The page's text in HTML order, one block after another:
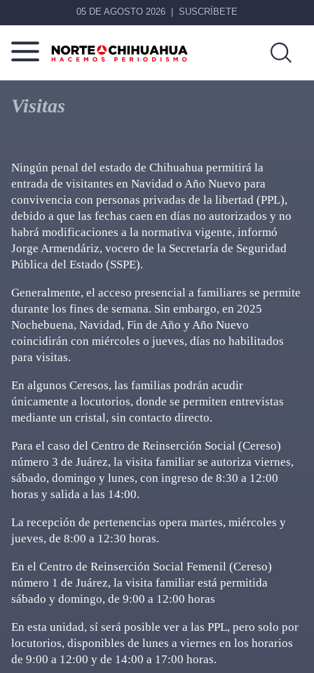
05 DE AGOSTO 2026 SUSCRÍBETE
Norte
Chihuahua
Más
que
noticias,
Visitas
Ningún penal del estado de Chihuahua permitirá la
entrada de visitantes en Navidad o Año Nuevo para
convivencia con personas privadas de la libertad (PPL),
debido a que las fechas caen en días no autorizados y no
habrá modificaciones a la normativa vigente, informó
Jorge Armendáriz, vocero de la Secretaría de Seguridad
Pública del Estado (SSPE).
Generalmente, el acceso presencial a familiares se permite
durante los fines de semana. Sin embargo, en 2025
Nochebuena, Navidad, Fin de Año y Año Nuevo
coincidirán con miércoles o jueves, días no habilitados
para visitas.
En algunos Ceresos, las familias podrán acudir
únicamente a locutorios, donde se permiten entrevistas
mediante un cristal, sin contacto directo.
Para el caso del Centro de Reinserción Social (Cereso)
número 3 de Juárez, la visita familiar se autoriza viernes,
sábado, domingo y lunes, con ingreso de 8:30 a 12:00
horas y salida a las 14:00.
La recepción de pertenencias opera martes, miércoles y
jueves, de 8:00 a 12:30 horas.
En el Centro de Reinserción Social Femenil (Cereso)
número 1 de Juárez, la visita familiar está permitida
sábado y domingo, de 9:00 a 12:00 horas
En esta unidad, sí será posible ver a las PPL, pero solo por
locutorios, disponibles de lunes a viernes en los horarios
de 9:00 a 12:00 y de 14:00 a 17:00 horas.